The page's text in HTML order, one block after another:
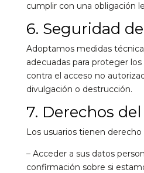
cumplir con una obligación
6. Seguridad
Adoptamos medidas
adecuadas para proteger
contra el acceso no
divulgación o destrucción.
7. Derechos
Los usuarios tienen derecho
– Acceder a sus datos
confirmación sobre si